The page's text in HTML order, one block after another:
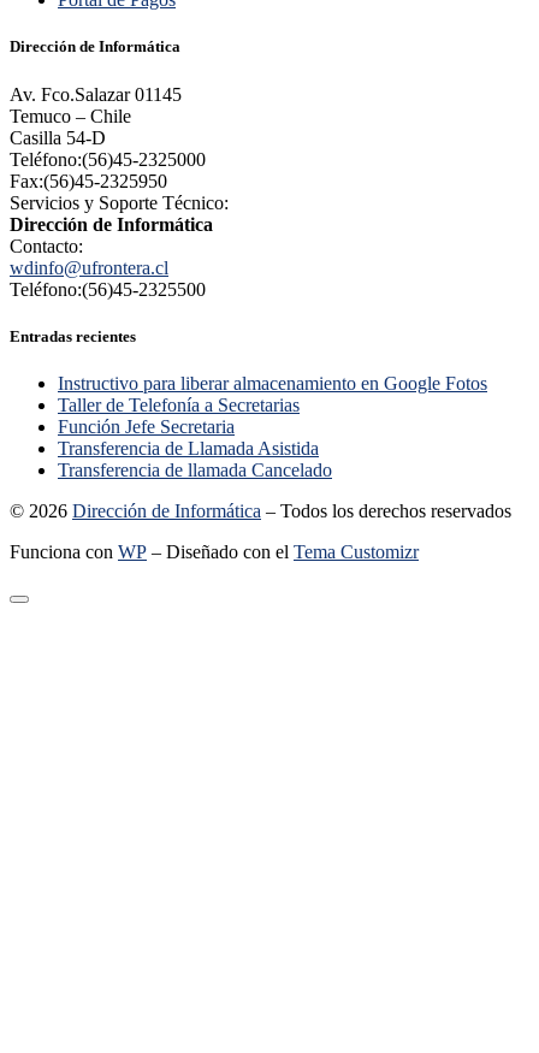
Dirección de Informática
Av. Fco.Salazar 01145
Temuco – Chile
Casilla 54-D
Teléfono:(56)45-2325000
Fax:(56)45-2325950
Servicios y Soporte Técnico:
Dirección de Informática
Contacto:
wdinfo@ufrontera.cl
Teléfono:(56)45-2325500
Entradas recientes
Instructivo para liberar almacenamiento en Google Fotos
Taller de Telefonía a Secretarias
Función Jefe Secretaria
Transferencia de Llamada Asistida
Transferencia de llamada Cancelado
© 2026 Dirección de Informática – Todos los derechos reservados
Funciona con WP – Diseñado con el Tema Customizr